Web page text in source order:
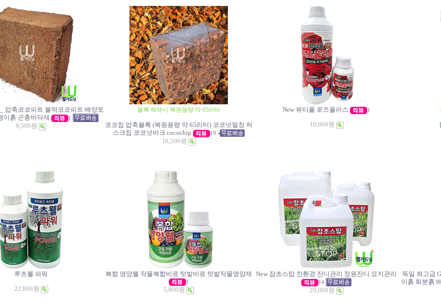
압축코코피트 블럭코코피트 배양토
이흙 곤충바닥재
1
9,500원
블록 해체시 복원용량 약 65리터
코코칩 압축블록 (복원용량 약 65리터) 코코넛멀칭 허
스크칩 코코넛바크 cocochip 19
16,500원
New 뷰티풀 로즈플러스 1
10,000원
루츠웰 파워
22,800원
복합 영양웰 작물복합비료 텃밭비료 텃밭작물영양제
1
5,900원
New 잡초스탑 친환경 잔디관리 정원잔디 묘지관리
14
29,000원
독일 최고급
이흙 화분흙